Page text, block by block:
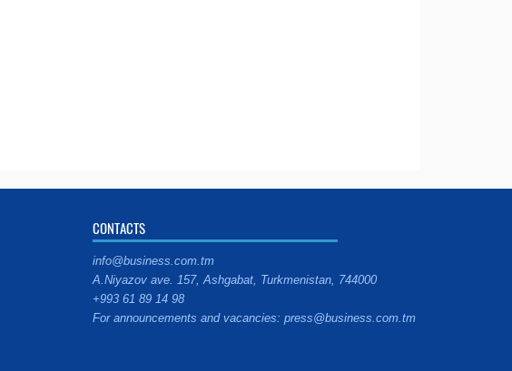
CONTACTS
info@business.com.tm
A.Niyazov ave. 157, Ashgabat, Turkmenistan, 744000
+993 61 89 14 98
For announcements and vacancies: press@business.com.tm